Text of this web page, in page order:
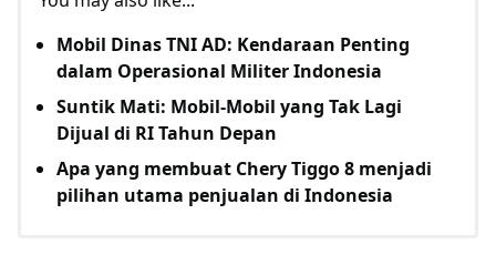
Mobil Dinas TNI AD: Kendaraan Penting
dalam Operasional Militer Indonesia
Suntik Mati: Mobil-Mobil yang Tak Lagi
Dijual di RI Tahun Depan
Apa yang membuat Chery Tiggo 8 menjadi
pilihan utama penjualan di Indonesia